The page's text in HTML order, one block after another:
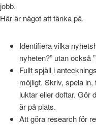
jobb.
Här är något att tänka på.
Iden­ti­fiera vilka
nyheten?” utan också
Fullt spjäll i
möjligt. Skriv, spela
luk­tar eller dof­tar. Gör
är på plats.
Att göra research för